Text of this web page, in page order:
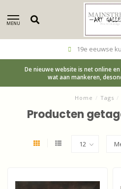
MENU
19e eeuwse
De nieuwe website is net online
wat aan mankeren,
Home / Tags /
Producten